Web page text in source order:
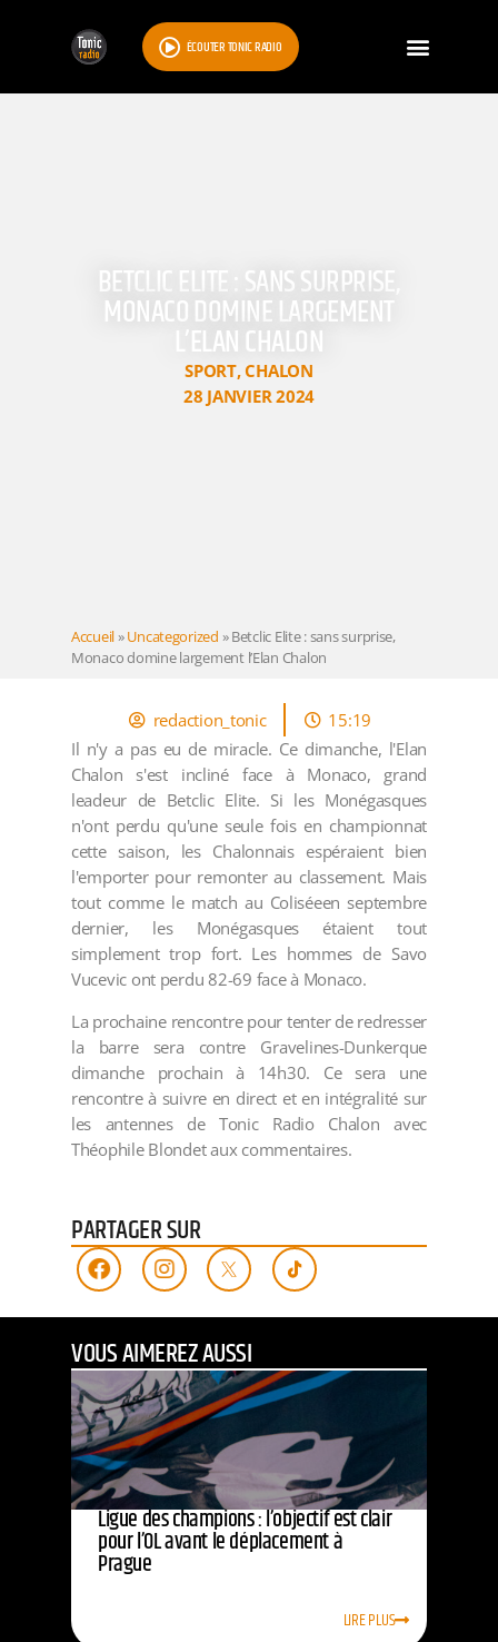
ÉCOUTER TONIC RADIO
BETCLIC ELITE : SANS SURPRISE,
MONACO DOMINE LARGEMENT
L’ELAN CHALON
SPORT,CHALON
28 JANVIER 2024
Accueil»Uncategorized »Betclic Elite : sans surprise,
Monaco domine largement l’Elan Chalon
redaction_tonic
15:19
Il n'y a pas eu de miracle. Ce dimanche, l'Elan
Chalon s'est incliné face à Monaco, grand
leadeur de Betclic Elite. Si les Monégasques
n'ont perdu qu'une seule fois en championnat
cette saison, les Chalonnais espéraient bien
l'emporter pour remonter au classement. Mais
tout comme le match au Coliséeen septembre
dernier, les Monégasques étaient tout
simplement trop fort. Les hommes de Savo
Vucevic ont perdu 82-69 face à Monaco.
La prochaine rencontre pour tenter de redresser
la barre sera contre Gravelines-Dunkerque
dimanche prochain à 14h30. Ce sera une
rencontre à suivre en direct et en intégralité sur
les antennes de Tonic Radio Chalon avec
Théophile Blondet aux commentaires.
PARTAGER SUR
VOUS AIMEREZ AUSSI
Ligue des champions : l’objectif est clair
pour l’OL avant le déplacement à
Prague
LIRE PLUS